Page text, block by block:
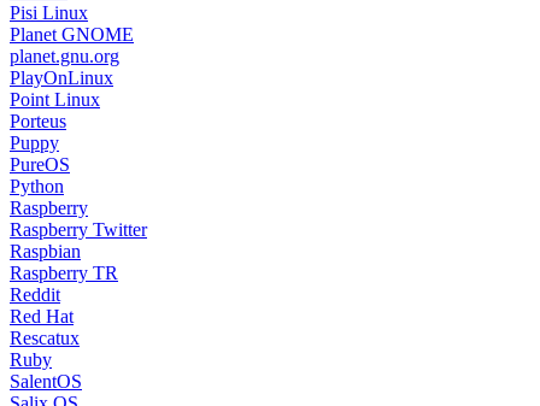
Pisi Linux
Planet GNOME
planet.gnu.org
PlayOnLinux
Point Linux
Porteus
Puppy
PureOS
Python
Raspberry
Raspberry Twitter
Raspbian
Raspberry TR
Reddit
Red Hat
Rescatux
Ruby
SalentOS